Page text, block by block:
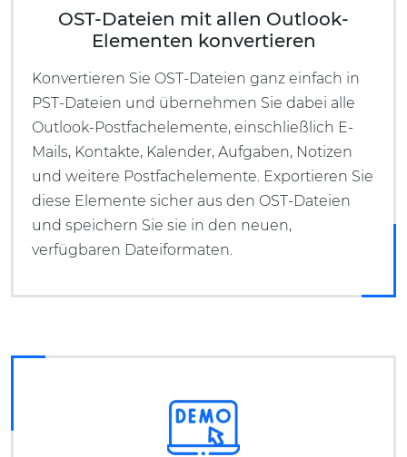
OST-Dateien mit allen Outlook-
Elementen konvertieren
Konvertieren Sie OST-Dateien ganz einfach in
PST-Dateien und übernehmen Sie dabei alle
Outlook-Postfachelemente, einschließlich E-
Mails, Kontakte, Kalender, Aufgaben, Notizen
und weitere Postfachelemente. Exportieren Sie
diese Elemente sicher aus den OST-Dateien
und speichern Sie sie in den neuen,
verfügbaren Dateiformaten.